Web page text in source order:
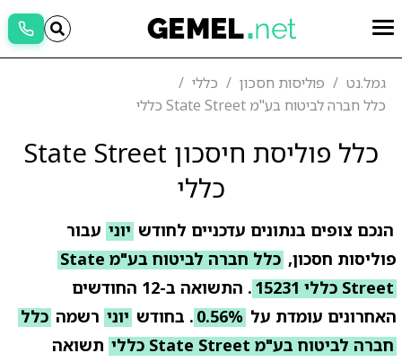
גמל.נט פוליסות חסכון
כללי
כלל חברה לביטוח בע"מ State Street כללי
כלל פוליסת חיסכון State Street
כללי
הנכם צופים בנתונים עדכניים לחודש יוני עבור
פוליסות חסכון,
כלל חברה לביטוח בע"מ State
Street כללי 15231
. התשואה ב-12 החודשים
האחרונים עומדת על 0.56% . בחודש יוני רשמה כלל
חברה לביטוח בע"מ State Street כללי
תשואה